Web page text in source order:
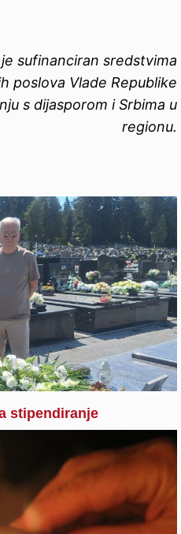
sufinanciran sredstvima
poslova Vlade Republike
s dijasporom i Srbima u
regionu.
stipendiranje